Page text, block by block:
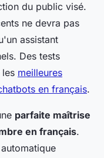
du public visé.
ne devra pas
assistant
Des tests
meilleures
en français.
parfaite maîtrise
en français.